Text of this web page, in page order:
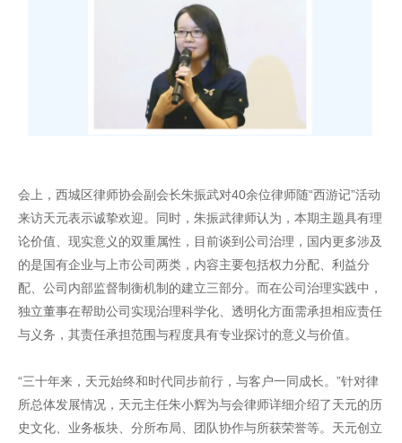
会上，西城区律师协会副会长朱振武对40余位律师随“西游记”活动
来访天元表示诚挚欢迎。同时，朱振武律师认为，本期主题具有理
论价值、现实意义的双重属性，目前谈到公司治理，国内更多涉及
的是国有企业与上市公司两类，内容主要包括权力分配、利益分
配、公司内部监督制衡机制的建立三部分。而在公司治理实践中，
独立董事在帮助公司实现治理科学化、透明化方面需承担相应责任
与义务，其责任承担范围与程度具有专业探讨的意义与价值。
“三十年来，天元始终和时代同步前行，与客户一同成长。”针对律
所总体发展情况，天元主任朱小辉为与会律师详细介绍了天元的历
史文化、业务板块、分所布局、团队协作与所获荣誉等。天元创立